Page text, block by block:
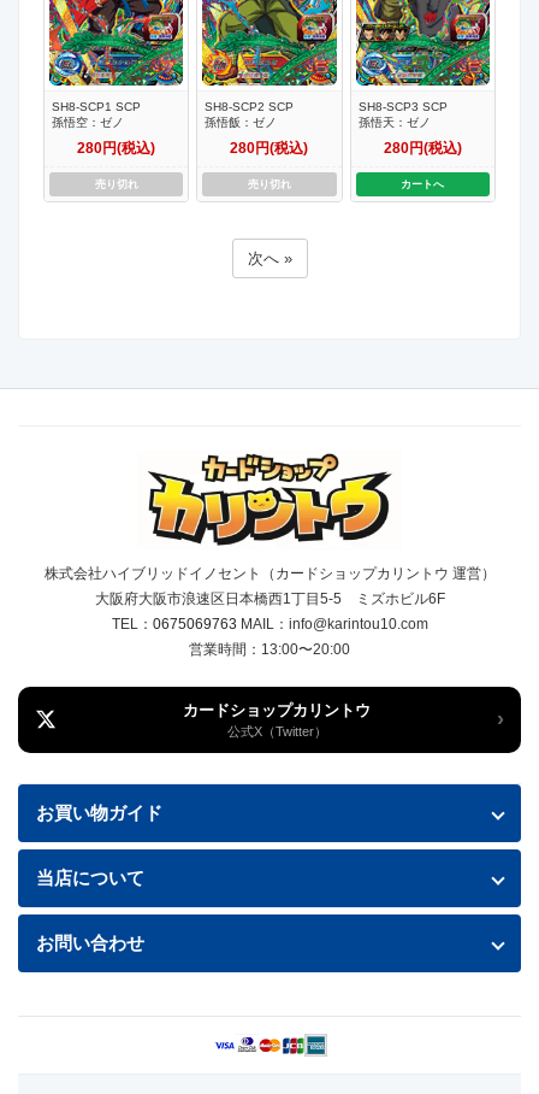
SH8-SCP1 SCP
孫悟空：ゼノ
280円(税込)
売り切れ
SH8-SCP2 SCP
孫悟飯：ゼノ
280円(税込)
売り切れ
SH8-SCP3 SCP
孫悟天：ゼノ
280円(税込)
カートへ
次へ »
株式会社ハイブリッドイノセント（カードショップカリントウ 運営）
大阪府大阪市浪速区日本橋西1丁目5-5 ミズホビル6F
TEL： 0675069763 MAIL：info@karintou10.com
営業時間：13:00〜20:00
カードショップカリントウ
公式X（Twitter） ›
お買い物ガイド
お買い物ガイド
送料・配送について
お支払い方法
当店について
特定商取引法に基づく表記
お問い合わせ